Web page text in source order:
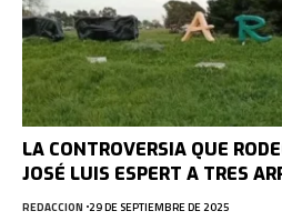
LA CONTROVERSIA QUE
JOSÉ LUIS ESPERT A TRES
REDACCION 29 DE SEPTIEMBRE DE 2025